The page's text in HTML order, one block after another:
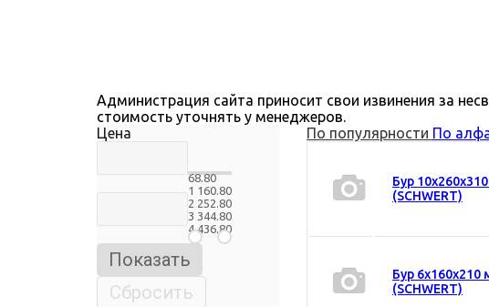
Администрация сайта приносит свои извинения за
стоимость уточнять у менеджеров.
Цена
68.80
1 160.80
2 252.80
3 344.80
4 436.80
По популярности По
Бур
(SCHWERT)
Бур 6х160х210
(SCHWERT)